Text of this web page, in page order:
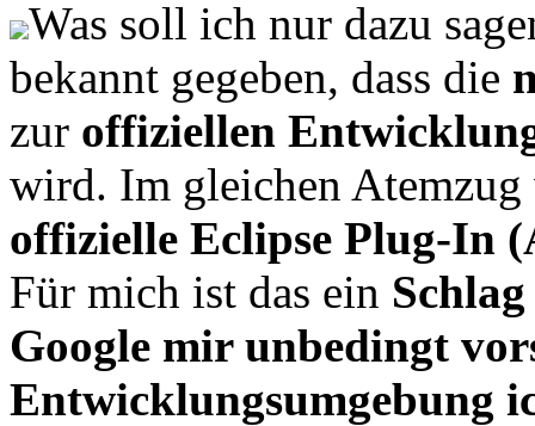
Was soll ich nur dazu
bekannt gegeben, dass die
zur offiziellen
wird. Im gleichen Atemzug
offizielle Eclipse Plug-In
Für mich ist das ein
Google mir unbedingt
Entwicklungsumgebung